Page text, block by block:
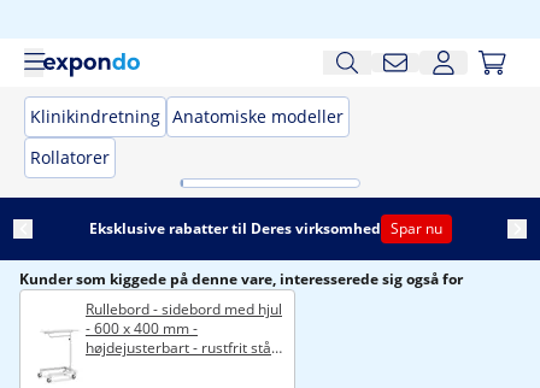
Klinikindretning Anatomiske modeller
Rollatorer
Eksklusive rabatter til Deres virksomhed Spar nu
Kunder som kiggede på denne vare, interesserede sig også for
Rullebord - sidebord med hjul
- 600 x 400 mm -
højdejusterbart - rustfrit stål